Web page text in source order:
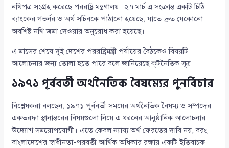
নথিপত্র সংগ্রহ করেছে পররাষ্ট্র মন্ত্রণালয়। ২৭ মার্চ এ সংক্রান্ত একটি চিঠি
ব্যাংকের গভর্নর ও অর্থ সচিবকে পাঠানো হয়েছে, যাতে দ্রুত যেকোনো
অবশিষ্ট নথি জমা দেওয়ার অনুরোধ করা হয়েছে।
এ মাসের শেষে দুই দেশের পররাষ্ট্রমন্ত্রী পর্যায়ের বৈঠকেও বিষয়টি
আলোচনার জন্য তোলা হতে পারে বলে জানিয়েছে কূটনৈতিক সূত্র।
১৯৭১ পূর্ববর্তী অর্থনৈতিক বৈষম্যের পুনর্বিচার
বিশ্লেষকরা বলছেন, ১৯৭১ পূর্ববর্তী সময়ের অর্থনৈতিক বৈষম্য ও সম্পদের
একতরফা স্থানান্তরের বিষয়গুলো নিয়ে এ ধরনের আনুষ্ঠানিক আলোচনার
উদ্যোগ সময়োপযোগী। এতে কেবল ন্যায্য অর্থ ফেরতের দাবি নয়, বরং
বাংলাদেশের স্বাধীনতা-পরবর্তী আর্থিক অধিকার রক্ষায় একটি ইতিবাচক